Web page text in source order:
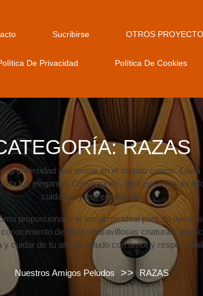
Sucribirse OTROS
De Privacidad Política De Cookies
RAZAS
diversidad que existe en el mundo canino.
los elegantes Greyhounds, aquí encontrarás
cuidados y entrenamiento.
proporcionarle el ambiente ideal para su
de estas maravillosas criaturas,
y cuidar de tu amigo peludo con amor y
Nuestros Amigos Peludos >> RAZAS